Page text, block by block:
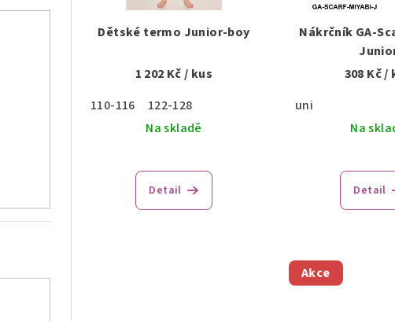
o
u
p
d
Dětské termo Junior-boy
1 202 Kč/ kus
110-116
122-128
Na skladě
Detail
Nákrčník GA-
308 Kč/
uni
Na
Detail
Akce